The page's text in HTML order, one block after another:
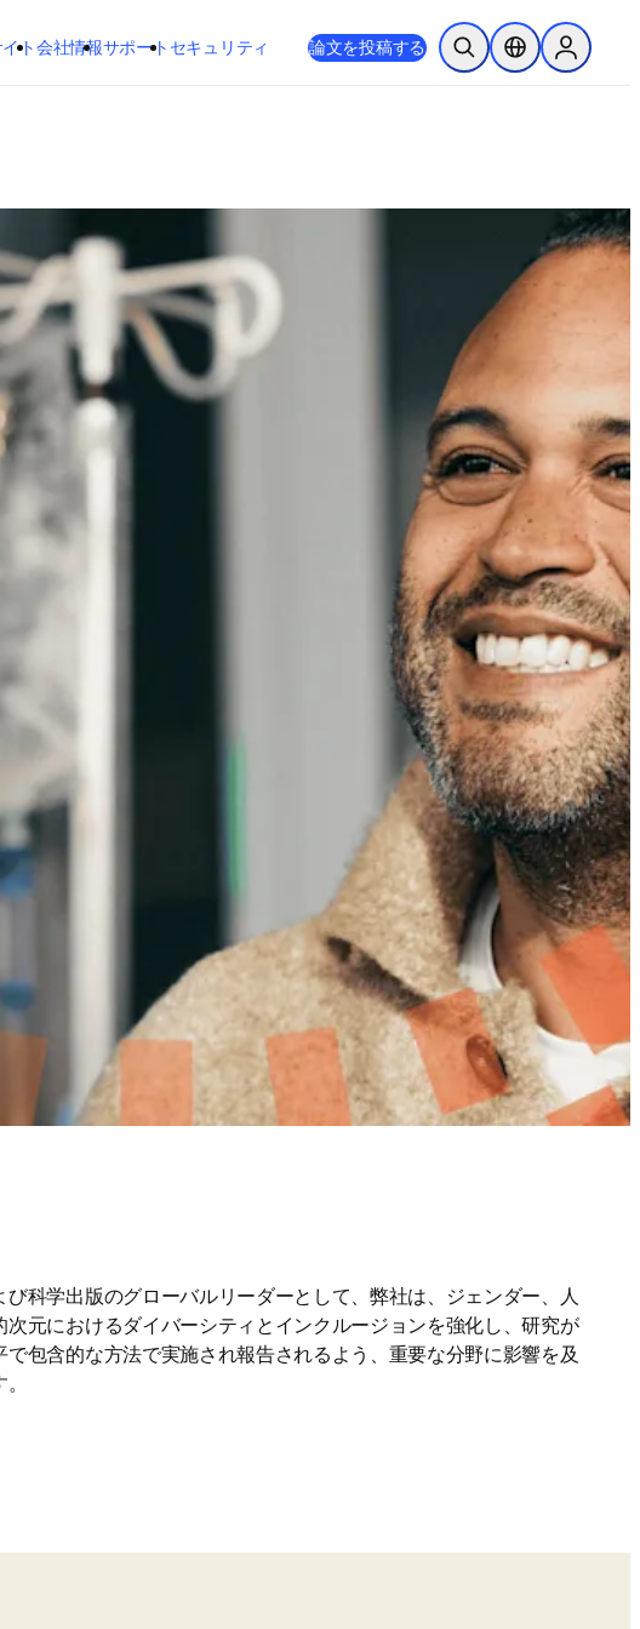
キップする
ト会社情報サポート 新しいタブ／ウィンドウで開く
opens in new tab/window
セキュリティ 論文を投稿する 検索を開くロケーションセ
Sign in to
び科学出版のグローバルリーダーとして、弊社は、ジェンダー、人
次元におけるダイバーシティとインクルージョンを強化し、研究が
で包含的な方法で実施され報告されるよう、重要な分野に影響を及